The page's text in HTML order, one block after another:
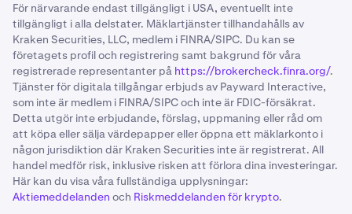
För närvarande endast tillgängligt i USA, eventuellt inte
tillgängligt i alla delstater. Mäklartjänster tillhandahålls av
Kraken Securities, LLC, medlem i FINRA/SIPC. Du kan se
företagets profil och registrering samt bakgrund för våra
registrerade representanter på https://brokercheck.finra.org/.
Tjänster för digitala tillgångar erbjuds av Payward Interactive,
som inte är medlem i FINRA/SIPC och inte är FDIC-försäkrat.
Detta utgör inte erbjudande, förslag, uppmaning eller råd om
att köpa eller sälja värdepapper eller öppna ett mäklarkonto i
någon jurisdiktion där Kraken Securities inte är registrerat. All
handel medför risk, inklusive risken att förlora dina investeringar.
Här kan du visa våra fullständiga upplysningar:
Aktiemeddelanden och Riskmeddelanden för krypto.